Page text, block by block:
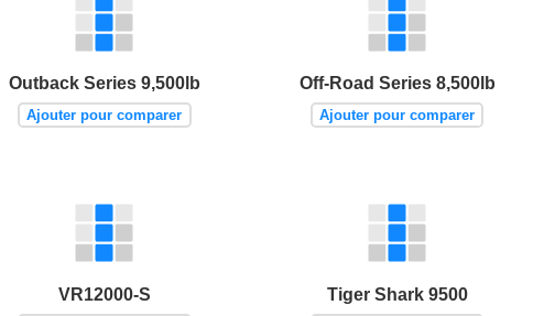
Outback Series 9,500lb
Ajouter pour comparer
Off-Road Series 8,500lb
Ajouter pour comparer
VR12000-S Tiger Shark 9500